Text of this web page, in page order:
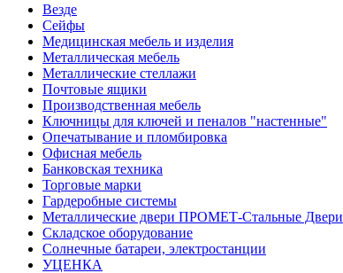
Везде
Сейфы
Медицинская мебель и изделия
Металлическая мебель
Металлические стеллажи
Почтовые ящики
Производственная мебель
Ключницы для ключей и пеналов "настенные"
Опечатывание и пломбировка
Офисная мебель
Банковская техника
Торговые марки
Гардеробные системы
Металлические двери ПРОМЕТ-Стальные Двери
Складское оборудование
Солнечные батареи, электростанции
УЦЕНКА